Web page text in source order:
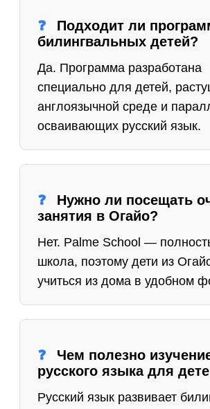
Подходит ли
билингвальных детей?
Да. Программа разработана
специально для детей,
англоязычной среде и
осваивающих русский язык.
Нужно ли посещать
занятия в Огайо?
Нет. Palme School —
школа, поэтому дети из
учиться из дома в удобном
Чем полезно
русского языка для
Русский язык развивает